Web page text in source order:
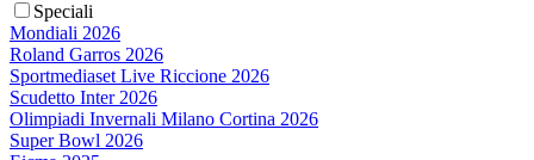
Speciali
Mondiali 2026
Roland Garros 2026
Sportmediaset Live Riccione 2026
Scudetto Inter 2026
Olimpiadi Invernali Milano Cortina 2026
Super Bowl 2026